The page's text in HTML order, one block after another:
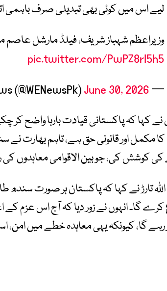
لیے اس میں کوئی بھی تبدیلی صرف
وزیراعظم شہباز شریف، فیلڈ مارشل عاصم
pic.twitter.com/PwPZ8rI5h5
— WE News (@WENewsPk)
June 30, 2026
نے کہا کہ پاکستانی قیادت بارہا واضح
کا مکمل اور قانونی حق ہے، تاہم بھارت
کی کوشش کی، جو بین الاقوامی معاہدوں
تارڑ نے کہا کہ پاکستان ہر صورت
کرے گا۔ انہوں نے زور دیا کہ آج اس
رہے گا، کیونکہ یہی معاہدہ خطے میں امن،